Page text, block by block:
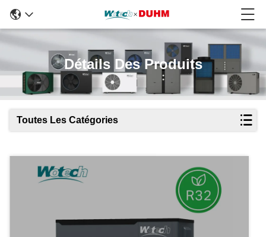
Détails Des Produits
Toutes Les Catégories